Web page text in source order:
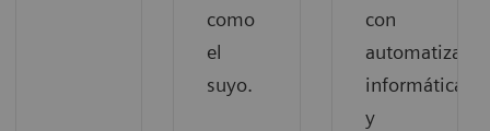
como
el
suyo.
con
informática
y